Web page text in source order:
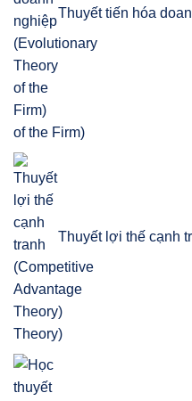
Thuyết tiến hóa
of the Firm)
Thuyết lợi thế cạnh
Theory)